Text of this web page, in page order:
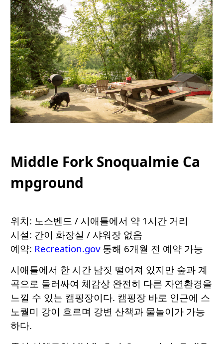
Middle Fork Snoqualmie Ca
mpground
위치: 노스벤드 / 시애틀에서 약 1시간 거리
시설: 간이 화장실 / 샤워장 없음
예약: Recreation.gov통해 6개월 전 예약 가능
시애틀에서 한 시간 남짓 떨어져 있지만 숲과 계
곡으로 둘러싸여 체감상 완전히 다른 자연환경을
느낄 수 있는 캠핑장이다. 캠핑장 바로 인근에 스
노퀄미 강이 흐르며 강변 산책과 물놀이가 가능
하다.